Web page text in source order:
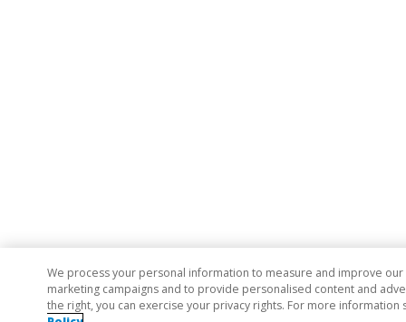
We process your personal information to measure and improve our
marketing campaigns and to provide personalised content and
the right, you can exercise your privacy rights. For more information